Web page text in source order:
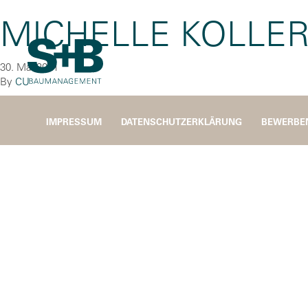
MICHELLE
30. Mai 2021
By CU
IMPRESSUM DATENSCHUTZERKLÄRUNG